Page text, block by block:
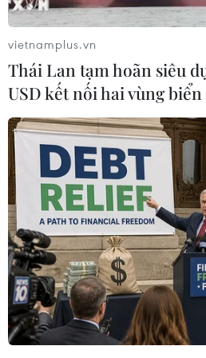
#Phòng chống thiên tai #Xã hội
vietnamplus.vn
Thái Lan tạm hoãn siêu
USD kết nối hai vùng biển